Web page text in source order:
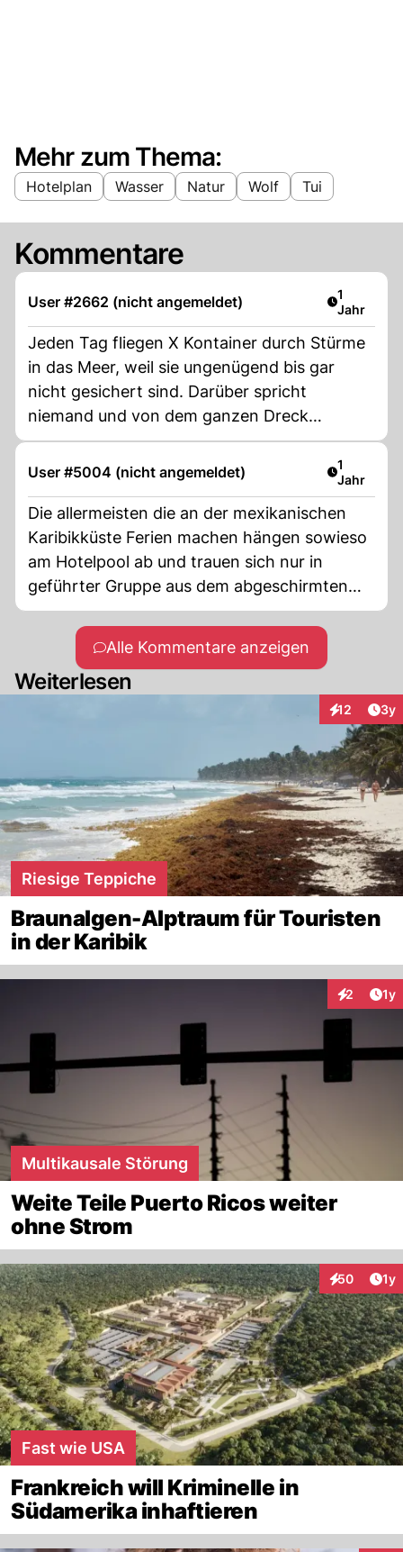
Mehr zum Thema:
Hotelplan Wasser Natur Wolf Tui
Kommentare
User #2662 (nicht angemeldet) Artikel
1
Jahr
Jeden Tag fliegen X Kontainer durch Stürme
in das Meer, weil sie ungenügend bis gar
nicht gesichert sind. Darüber spricht
niemand und von dem ganzen Dreck
welchen die Milliardäre in den Ozean kippen
spricht auch niemand und als grosses Vorbild
Privatpartys. Sie glauben wohl nicht, dass sie
artgerecht ihr Zeugs entsorgen? Alles wird in
das Meer abgelassen und aus ökonomischen
Gründen in das Meer reissen lassen und dann
wundert man sich, dass die Auswirkung
solche sind?
User #5004 (nicht angemeldet) Artikel
1
Jahr
Die allermeisten die an der mexikanischen
Karibikküste Ferien machen hängen sowieso
am Hotelpool ab und trauen sich nur in
geführter Gruppe aus dem abgeschirmten
Hoteldistrikt raus.
Alle Kommentare anzeigen
Weiterlesen
12 3y
Riesige Teppiche
Braunalgen-Alptraum für Touristen
in der Karibik
2 1y
Multikausale Störung
Weite Teile Puerto Ricos weiter
ohne Strom
50 1y
Fast wie USA
Frankreich will Kriminelle in
Südamerika inhaftieren